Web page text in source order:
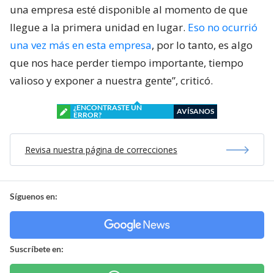
una empresa esté disponible al momento de que
llegue a la primera unidad en lugar. Eso no ocurrió
una vez más en esta empresa, por lo tanto, es algo
que nos hace perder tiempo importante, tiempo
valioso y exponer a nuestra gente”, criticó.
¿ENCONTRASTE UN
ERROR?
AVÍSANOS
Revisa nuestra página de correcciones
Síguenos en:
Suscríbete en: